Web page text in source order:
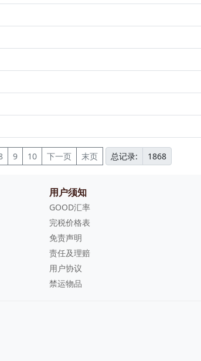
总记录: 1868
用户须知
GOOD汇率
完税价格表
免责声明
责任及理赔
用户协议
禁运物品